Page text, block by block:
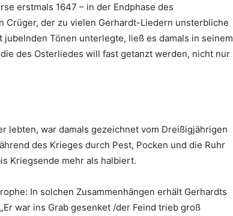
erstmals 1647 – in der Endphase des
Crüger, der zu vielen Gerhardt-Liedern unsterbliche
Tönen unterlegte, ließ es damals in seinem
des Osterliedes will fast getanzt werden, nicht nur
lebten, war damals gezeichnet vom Dreißigjährigen
des Krieges durch Pest, Pocken und die Ruhr
Kriegsende mehr als halbiert.
In solchen Zusammenhängen erhält Gerhardts
war ins Grab gesenket /der Feind trieb groß